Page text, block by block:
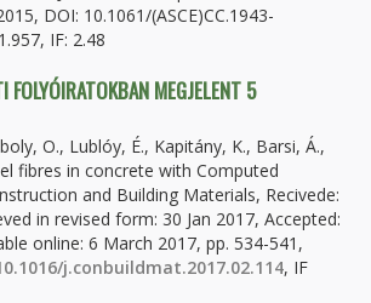
DOI: 10.1061/(ASCE)CC.1943-
IF: 2.48
FOLYÓIRATOKBAN MEGJELENT 5
O., Lublóy, É., Kapitány, K., Barsi, Á.,
fibres in concrete with Computed
and Building Materials, Recivede:
in revised form: 30 Jan 2017, Accepted:
online: 6 March 2017, pp. 534-541,
j.conbuildmat.2017.02.114, IF